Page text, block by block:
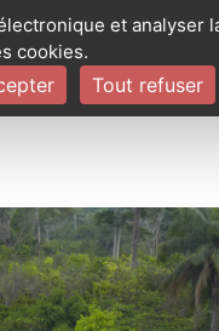
et analyser
cookies.
Tout refuser
? LES PROJETS